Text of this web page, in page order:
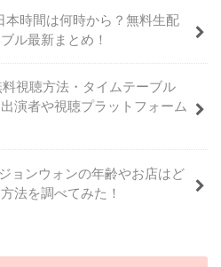
本時間は何時から？無料生配
ル最新まとめ！
料視聴方法・タイムテーブル
演者や視聴プラットフォーム
ョンウォンの年齢やお店はど
法を調べてみた！